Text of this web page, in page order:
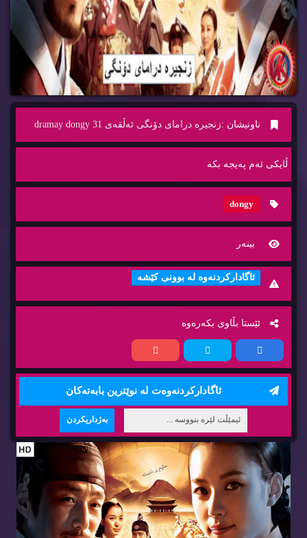
ناونیشان :زنجیره‌ درامای دۆنگی ئه‌ڵقه‌ی 31 dramay dongy
ڵایكی ئه‌م په‌یجه‌ بكه‌
dongy
بینه‌ر
ئاگاداركردنه‌وه‌ له‌ بوونی كێشه‌
ئێستا بڵاوی بكه‌ره‌وه‌
ئاگاداركردنه‌وه‌ت له‌ نوێترین بابه‌ته‌كان